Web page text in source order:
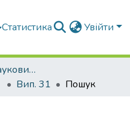
Статистика Увійти
Вибрані статті з наукових збірників КНУБА
Вип. 31 Пошук